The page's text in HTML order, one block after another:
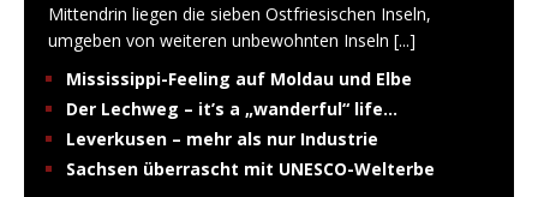
Mittendrin liegen die sieben Ostfriesischen Inseln,
umgeben von weiteren unbewohnten Inseln [...]
Mississippi-Feeling auf Moldau und Elbe
Der Lechweg – it’s a „wanderful“ life…
Leverkusen – mehr als nur Industrie
Sachsen überrascht mit UNESCO-Welterbe